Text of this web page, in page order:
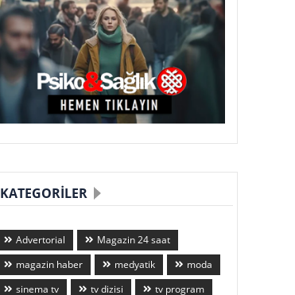
KATEGORILER
Advertorial
Magazin 24 saat
magazin haber
medyatik
moda
sinema tv
tv dizisi
tv program